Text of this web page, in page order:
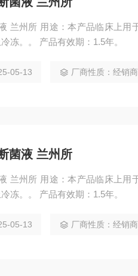
：2-
冻。。 产品有效期：1.5年。
05-13 厂商性质：经销商
菌液 兰州所
：2-
冻。。 产品有效期：1.5年。
05-13 厂商性质：经销商